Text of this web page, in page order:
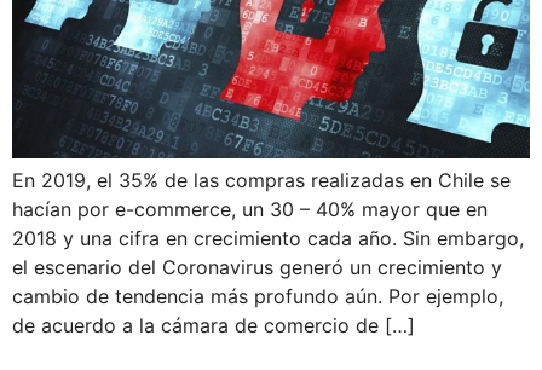
En 2019, el 35% de las compras realizadas en Chile se
hacían por e-commerce, un 30 – 40% mayor que en
2018 y una cifra en crecimiento cada año. Sin embargo,
el escenario del Coronavirus generó un crecimiento y
cambio de tendencia más profundo aún. Por ejemplo,
de acuerdo a la cámara de comercio de […]